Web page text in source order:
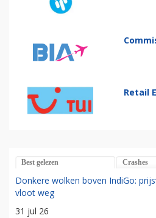
Retail
Best gelezen Crashes
Donkere wolken boven IndiGo:
vloot weg
31 jul 26